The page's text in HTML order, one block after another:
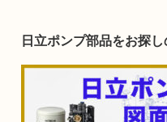
日立ポンプ部品をお探